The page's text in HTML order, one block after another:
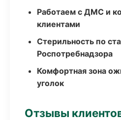
Работаем с ДМС и
клиентами
Стерильность по
Роспотребнадзора
Комфортная зона
уголок
Отзывы